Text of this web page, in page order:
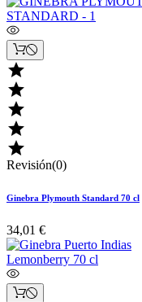





Revisión(0)
Ginebra Plymouth Standard 70 cl
34,01 €